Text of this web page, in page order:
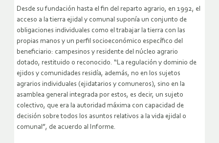
Desde su fundación hasta el fin del reparto agrario, en 1992, el
acceso a la tierra ejidal y comunal suponía un conjunto de
obligaciones individuales como el trabajar la tierra con las
propias manos y un perfil socioeconómico específico del
beneficiario: campesinos y residente del núcleo agrario
dotado, restituido o reconocido. “La regulación y dominio de
ejidos y comunidades residía, además, no en los sujetos
agrarios individuales (ejidatarios y comuneros), sino en la
asamblea general integrada por estos, es decir, un sujeto
colectivo, que era la autoridad máxima con capacidad de
decisión sobre todos los asuntos relativos a la vida ejidal o
comunal”, de acuerdo al Informe.